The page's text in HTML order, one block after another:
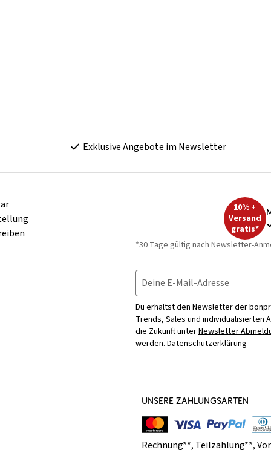
Exklusive Angebote im Newsletter
10% +
Versand
gratis*
*30 Tage gültig nach Newsletter-
Deine E-Mail-Adresse
Du erhältst den Newsletter der
Trends, Sales und individualisierten
die Zukunft unterNewsletter
werden. Datenschutzerklärung
UNSERE ZAHLUNGSARTEN
Rechnung**, Teilzahlung**,